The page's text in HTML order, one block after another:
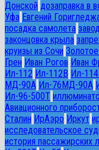
Донской дозаправка в
Уфа Евгений
посадка самолета
законцовка крыла
круизы из Сочи
Грен Иван Рогов Иван
Ил-112 Ил-112В Ил-
МД-90А Ил-76МД-90А
Ил-96-500Т
Авиационного
Сталин ИрАэро Иркут
исследовательское
история пассажирских